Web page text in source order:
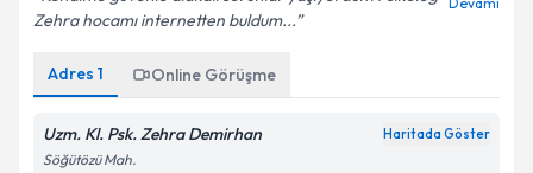
Zehra hocamı internetten buldum...
Adres 1 Online Görüşme
Uzm. Kl. Psk. Zehra Demirhan Haritada Göster
Söğütözü Mah.